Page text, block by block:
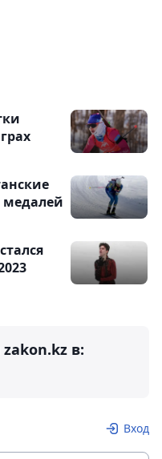
медалей
в:
Вход